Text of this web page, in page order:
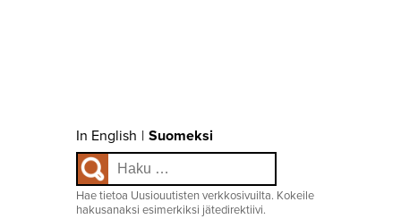
Choose
language
Valitse
kieli:
In English | Suomeksi
Haku:
Hae tietoa Uusiouutisten verkkosivuilta. Kokeile
hakusanaksi esimerkiksi jätedirektiivi.